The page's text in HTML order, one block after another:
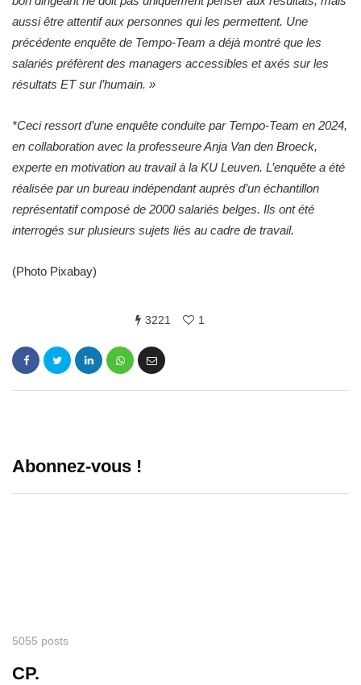
aussi être attentif aux personnes qui les permettent. Une
précédente enquête de Tempo-Team a déjà montré que les
salariés préfèrent des managers accessibles et axés sur les
résultats ET sur l’humain. »
*Ceci ressort d’une enquête conduite par Tempo-Team en 2024,
en collaboration avec la professeure Anja Van den Broeck,
experte en motivation au travail à la KU Leuven. L’enquête a été
réalisée par un bureau indépendant auprès d’un échantillon
représentatif composé de 2000 salariés belges. Ils ont été
interrogés sur plusieurs sujets liés au cadre de travail.
(Photo Pixabay)
3221 1
Abonnez-vous !
5055 posts
CP.